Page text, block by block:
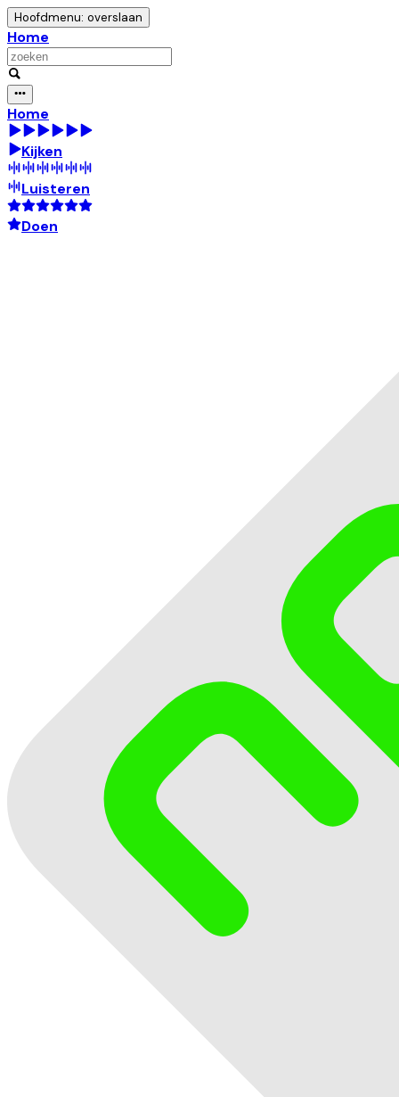
Hoofdmenu: overslaan
Home
Home
Kijken
Luisteren
Doen